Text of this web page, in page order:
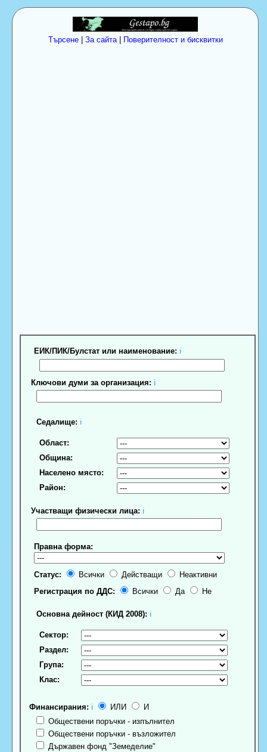
Търсене| За сайта| Поверителност и бисквитки
ЕИК/ПИК/Булстат или наименование: ℹ
Ключови думи за организация: ℹ
Седалище: ℹ
Област:
Община:
Населено място:
Район:
Участващи физически лица: ℹ
Правна форма:
Статус: Всички Действащи
Неактивни
Регистрация по ДДС:
Всички Да Не
Основна дейност (КИД 2008): ℹ
Сектор:
Раздел:
Група:
Клас:
Финансирания: ℹ ИЛИ
И
Обществени поръчки - изпълнител
Обществени поръчки - възложител
Държавен фонд "Земеделие"